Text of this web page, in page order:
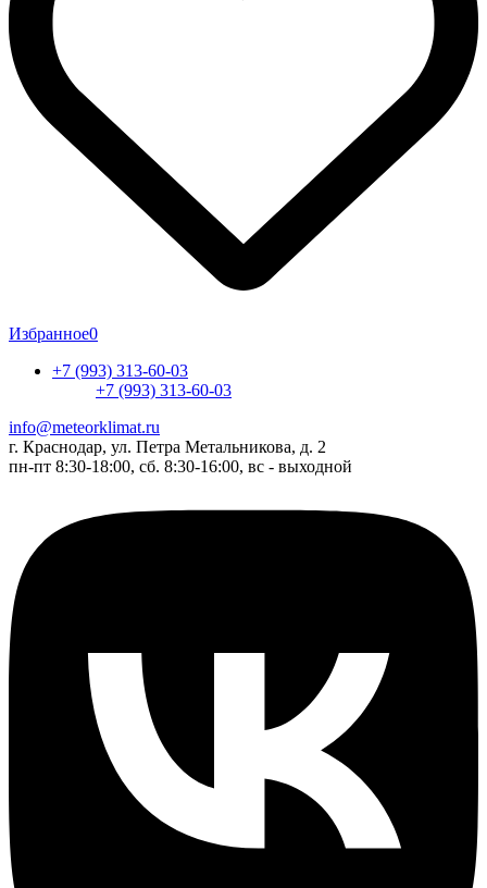
Избранное0
+7 (993) 313-60-03
+7 (993) 313-60-03
info@meteorklimat.ru
г. Краснодар, ул. Петра Метальникова, д. 2
пн-пт 8:30-18:00, сб. 8:30-16:00, вс - выходной